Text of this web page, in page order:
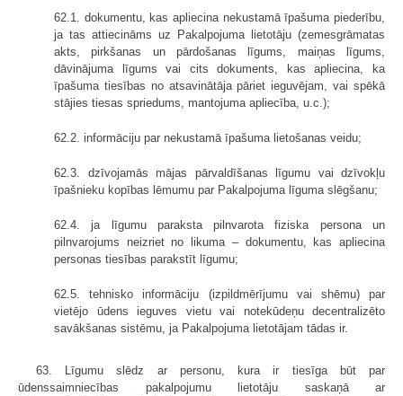
62.1. dokumentu, kas apliecina nekustamā īpašuma piederību,
ja tas attiecināms uz Pakalpojuma lietotāju (zemesgrāmatas
akts, pirkšanas un pārdošanas līgums, maiņas līgums,
dāvinājuma līgums vai cits dokuments, kas apliecina, ka
īpašuma tiesības no atsavinātāja pāriet ieguvējam, vai spēkā
stājies tiesas spriedums, mantojuma apliecība, u.c.);
62.2. informāciju par nekustamā īpašuma lietošanas veidu;
62.3. dzīvojamās mājas pārvaldīšanas līgumu vai dzīvokļu
īpašnieku kopības lēmumu par Pakalpojuma līguma slēgšanu;
62.4. ja līgumu paraksta pilnvarota fiziska persona un
pilnvarojums neizriet no likuma – dokumentu, kas apliecina
personas tiesības parakstīt līgumu;
62.5. tehnisko informāciju (izpildmērījumu vai shēmu) par
vietējo ūdens ieguves vietu vai notekūdeņu decentralizēto
savākšanas sistēmu, ja Pakalpojuma lietotājam tādas ir.
63. Līgumu slēdz ar personu, kura ir tiesīga būt par
ūdenssaimniecības pakalpojumu lietotāju saskaņā ar